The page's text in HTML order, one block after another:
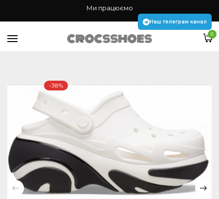
Ми працюємо
Наш телеграм канал
0
Чоловікам
Дітям
Наш телеграм канал
-38%